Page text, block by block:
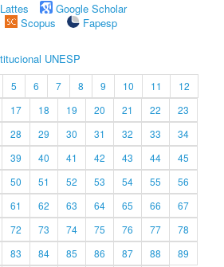
Google Scholar
Scopus
Fapesp
UNESP
5 6 7 8 9 10 11
12
17 18 19 20 21 22
23
28 29 30 31 32 33
34
39 40 41 42 43 44
45
50 51 52 53 54 55
56
61 62 63 64 65 66
67
72 73 74 75 76 77
78
83 84 85 86 87 88
89